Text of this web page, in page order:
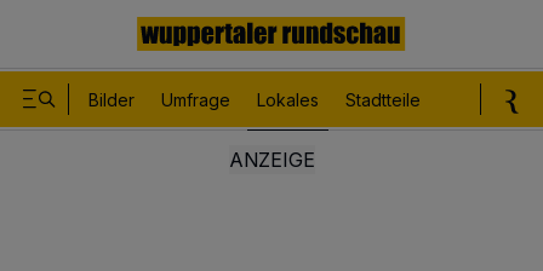
Bilder Umfrage Lokales Stadtteile